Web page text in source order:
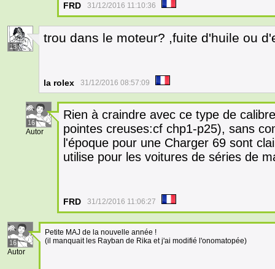
FRD 31/12/2016 11:10:36
13
trou dans le moteur? ,fuite d'huile ou
la rolex 31/12/2016 08:57:09
16
Autor
Rien à craindre avec ce type de
pointes creuses:cf chp1-p25), sans
l'époque pour une Charger 69 sont
utilise pour les voitures de séries de
FRD 31/12/2016 11:06:27
16
Autor
Petite MAJ de la nouvelle année !
(il manquait les Rayban de Rika et j'ai modifié l'onomatopée)